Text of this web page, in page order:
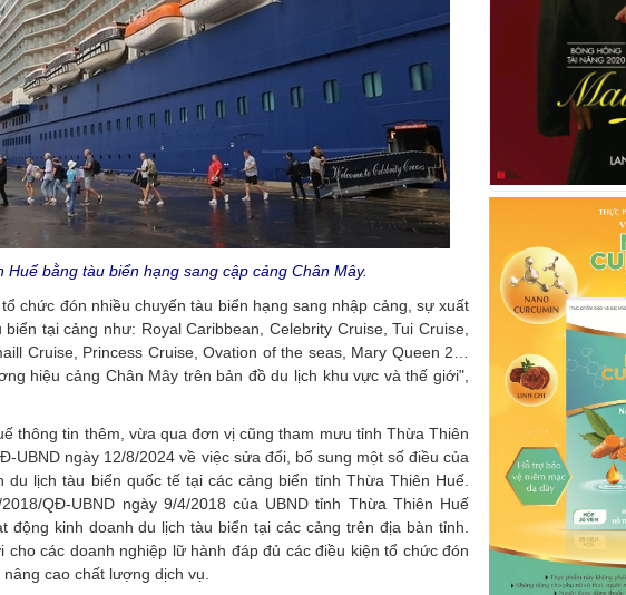
bằng tàu biển hạng sang cập cảng Chân Mây.
chức đón nhiều chuyến tàu biển hạng sang nhập cảng, sự xuất
tại cảng như: Royal Caribbean, Celebrity Cruise, Tui Cruise,
Cruise, Princess Cruise, Ovation of the seas, Mary Queen 2…
hiệu cảng Chân Mây trên bản đồ du lịch khu vực và thế giới",
thông tin thêm, vừa qua đơn vị cũng tham mưu tỉnh Thừa Thiên
UBND ngày 12/8/2024 về việc sửa đổi, bổ sung một số điều của
lịch tàu biển quốc tế tại các cảng biển tỉnh Thừa Thiên Huế.
QĐ-UBND ngày 9/4/2018 của UBND tỉnh Thừa Thiên Huế
động kinh doanh du lịch tàu biển tại các cảng trên địa bàn tỉnh.
các doanh nghiệp lữ hành đáp đủ các điều kiện tổ chức đón
cao chất lượng dịch vụ.